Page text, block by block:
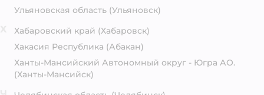
Ульяновская область (Ульяновск)
Хабаровский край (Хабаровск)
Хакасия Республика (Абакан)
Ханты-Мансийский Автономный округ - Югра АО.
(Ханты-Мансийск)